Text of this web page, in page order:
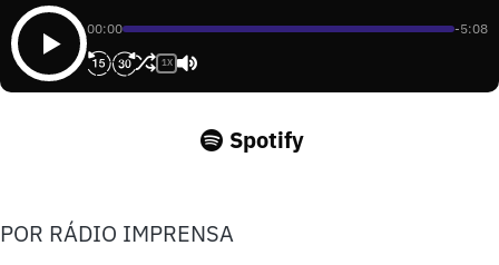
00:00 -5:08
1X
Spotify
POR RÁDIO IMPRENSA